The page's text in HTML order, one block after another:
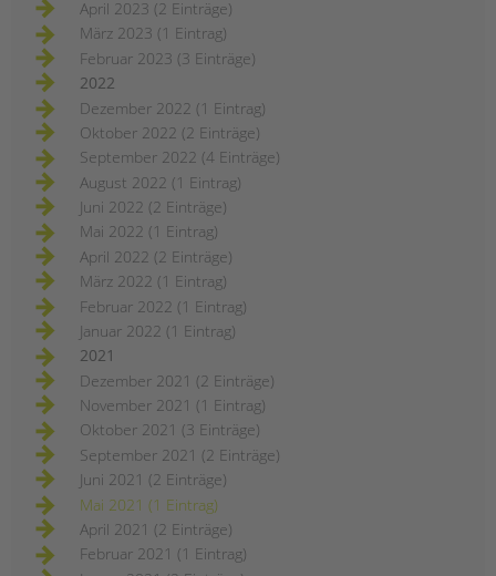
April 2023 (2 Einträge)
März 2023 (1 Eintrag)
Februar 2023 (3 Einträge)
2022
Dezember 2022 (1 Eintrag)
Oktober 2022 (2 Einträge)
September 2022 (4 Einträge)
August 2022 (1 Eintrag)
Juni 2022 (2 Einträge)
Mai 2022 (1 Eintrag)
April 2022 (2 Einträge)
März 2022 (1 Eintrag)
Februar 2022 (1 Eintrag)
Januar 2022 (1 Eintrag)
2021
Dezember 2021 (2 Einträge)
November 2021 (1 Eintrag)
Oktober 2021 (3 Einträge)
September 2021 (2 Einträge)
Juni 2021 (2 Einträge)
Mai 2021 (1 Eintrag)
April 2021 (2 Einträge)
Februar 2021 (1 Eintrag)